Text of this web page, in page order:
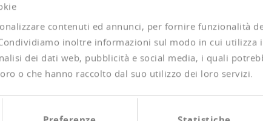
contenuti ed annunci, per fornire funzionalità
inoltre informazioni sul modo in cui utilizza
dei dati web, pubblicità e social media, i quali
o che hanno raccolto dal suo utilizzo dei loro servizi.